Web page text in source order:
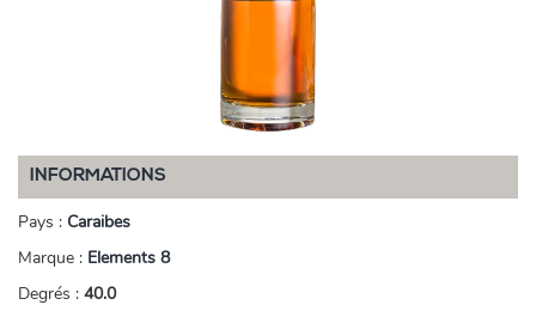
INFORMATIONS
Pays : Caraibes
Marque : Elements 8
Degrés : 40.0